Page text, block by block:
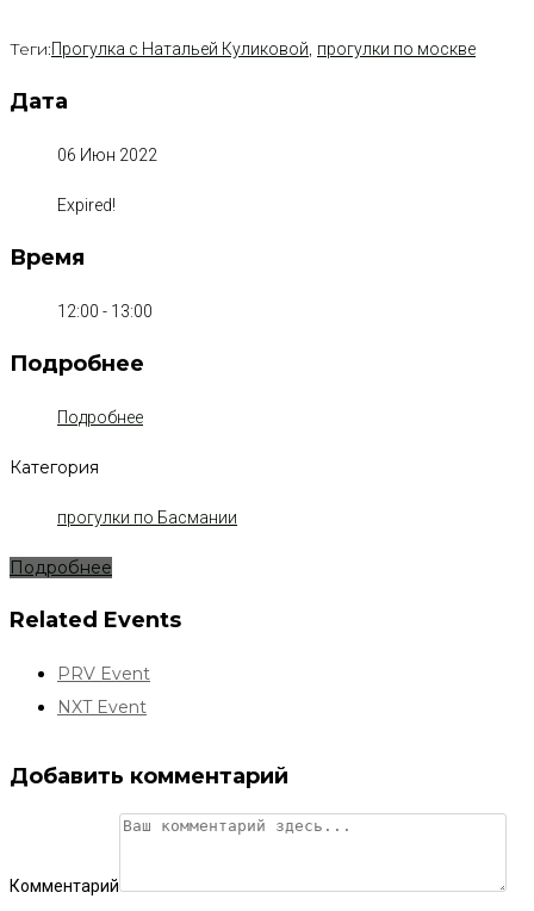
Теги:Прогулка с Натальей Куликовой, прогулки по москве
Дата
06 Июн 2022
Expired!
Время
12:00 - 13:00
Подробнее
Подробнее
Категория
прогулки по Басмании
Подробнее
Related Events
PRV Event
NXT Event
Добавить комментарий
Комментарий